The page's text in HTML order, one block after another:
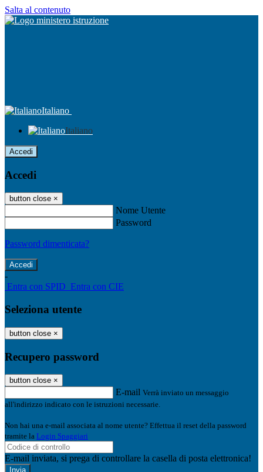
Salta al contenuto
Italiano
Italiano
Accedi
Accedi
button close ×
Nome Utente
Password
Password dimenticata?
-
Entra con SPID Entra con CIE
Seleziona utente
button close ×
Recupero password
button close ×
E-mail Verrà inviato un messaggio
all'indirizzo indicato con le istruzioni necessarie.
Non hai una e-mail associata al nome utente? Effettua il reset della password
tramite la Login Spaggiari
E-mail inviata, si prega di controllare la casella di posta elettronica!